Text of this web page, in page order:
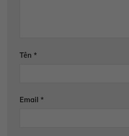
Tên *
Email *